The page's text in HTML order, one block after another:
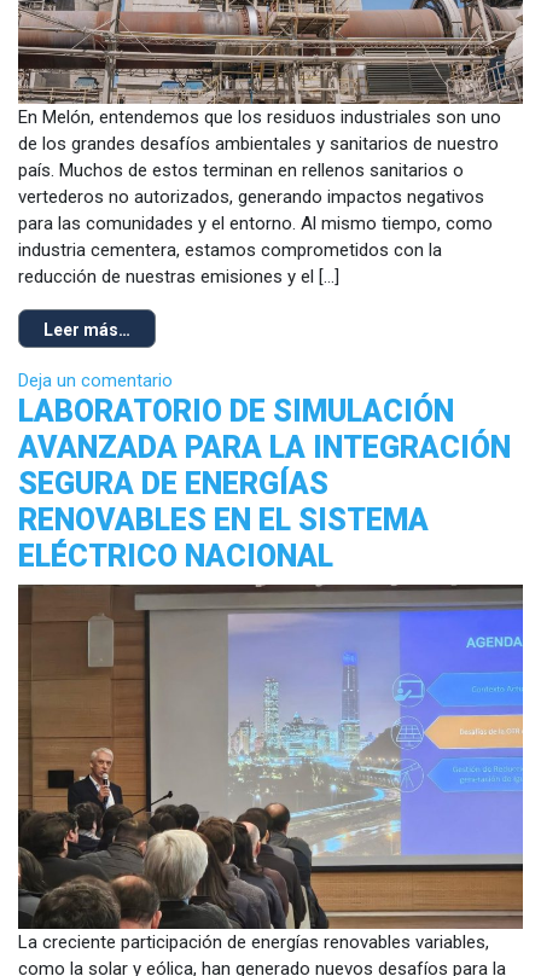
En Melón, entendemos que los residuos industriales son uno
de los grandes desafíos ambientales y sanitarios de nuestro
país. Muchos de estos terminan en rellenos sanitarios o
vertederos no autorizados, generando impactos negativos
para las comunidades y el entorno. Al mismo tiempo, como
industria cementera, estamos comprometidos con la
reducción de nuestras emisiones y el […]
Leer más…
Deja un comentario
LABORATORIO DE SIMULACIÓN
AVANZADA PARA LA INTEGRACIÓN
SEGURA DE ENERGÍAS
RENOVABLES EN EL SISTEMA
ELÉCTRICO NACIONAL
La creciente participación de energías renovables variables,
como la solar y eólica, han generado nuevos desafíos para la